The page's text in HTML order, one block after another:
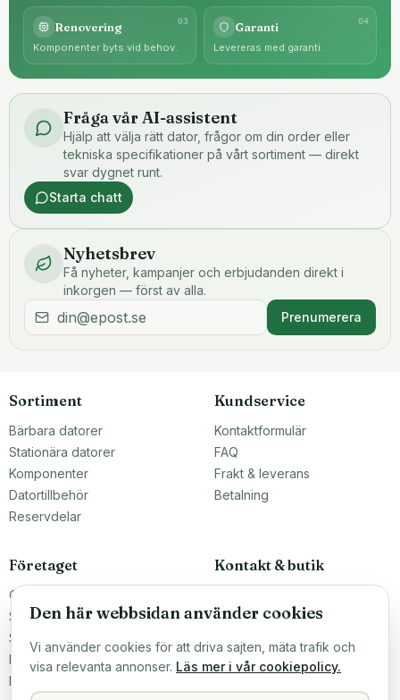
03
Renovering
Komponenter byts vid behov.
04
Garanti
Levereras med garanti.
Fråga vår AI-assistent
Hjälp att välja rätt dator, frågor om din order eller
tekniska specifikationer på vårt sortiment — direkt
svar dygnet runt.
Starta chatt
Nyhetsbrev
Få nyheter, kampanjer och erbjudanden direkt i
inkorgen — först av alla.
Prenumerera
Sortiment
Bärbara datorer
Stationära datorer
Komponenter
Datortillbehör
Reservdelar
Kundservice
Kontaktformulär
FAQ
Frakt & leverans
Betalning
Företaget
Om oss
Större inköp?
Sälj till oss
Köpvillkor
Integritetspolicy
Kontakt & butik
Malmö, Sverige
ÖPPETTIDER
Mån–Fre 10–16
Den här webbsidan använder cookies
Vi använder cookies för att driva sajten, mäta trafik och
visa relevanta annonser. Läs mer i vår cookiepolicy.